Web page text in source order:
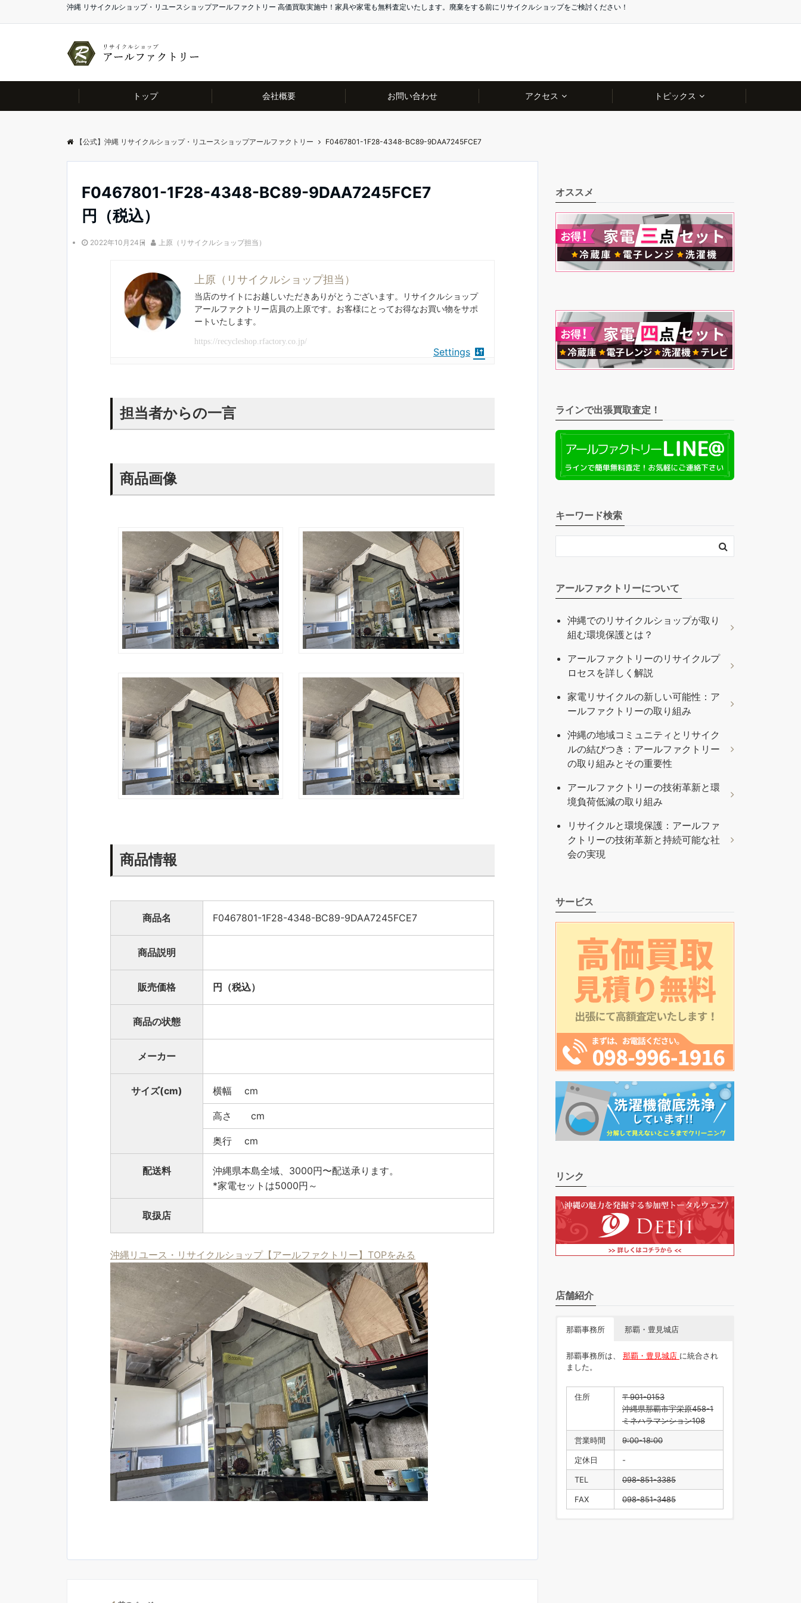
沖縄 リサイクルショップ・リユースショップアールファクトリー 高価買取実施中！家具や家電も無料査定いたします。廃棄をする前にリサイクルショップをご検討ください！
トップ 会社概要 お問い合わせ アクセス トピックス
【公式】沖縄 リサイクルショップ・リユースショップアールファクトリー F0467801-1F28-4348-BC89-9DAA7245FCE7
F0467801-1F28-4348-BC89-9DAA7245FCE7
円（税込）
2022年10月24日 上原（リサイクルショップ担当）
上原（リサイクルショップ担当）
当店のサイトにお越しいただきありがとうございます。リサイクルショップ
アールファクトリー店員の上原です。お客様にとってお得なお買い物をサポ
ートいたします。
https://recycleshop.rfactory.co.jp/
Settings
担当者からの一言
商品画像
商品情報
商品名 F0467801-1F28-4348-BC89-9DAA7245FCE7
商品説明
販売価格 円（税込）
商品の状態
メーカー
サイズ(cm) 横幅 cm
高さ cm
奥行 cm
配送料
沖縄県本島全域、3000円〜配送承ります。
*家電セットは5000円～
取扱店
沖縄リユース・リサイクルショップ【アールファクトリー】TOPをみる
オススメ
ラインで出張買取査定！
キーワード検索
アールファクトリーについて
沖縄でのリサイクルショップが取り
組む環境保護とは？
アールファクトリーのリサイクルプ
ロセスを詳しく解説
家電リサイクルの新しい可能性：ア
ールファクトリーの取り組み
沖縄の地域コミュニティとリサイク
ルの結びつき：アールファクトリー
の取り組みとその重要性
アールファクトリーの技術革新と環
境負荷低減の取り組み
リサイクルと環境保護：アールファ
クトリーの技術革新と持続可能な社
会の実現
サービス
リンク
店舗紹介
那覇事務所 那覇・豊見城店
那覇事務所は、 那覇・豊見城店 に統合され
ました。
住所
〒901-0153
沖縄県那覇市宇栄原458-1
ミネハラマンション108
営業時間 9:00-18:00
定休日 -
TEL 098-851-3385
FAX 098-851-3485